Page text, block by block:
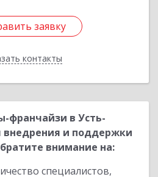
заявку
контакты
заявку
Назад
франчайзи в Усть-
внедрения и поддержки
внимание на:
специалистов,